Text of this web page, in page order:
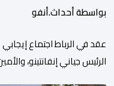
بواسطة أحداث.أنفو
عقد في الرباط اجتماع
الرئيس جياني إنفانتينو،